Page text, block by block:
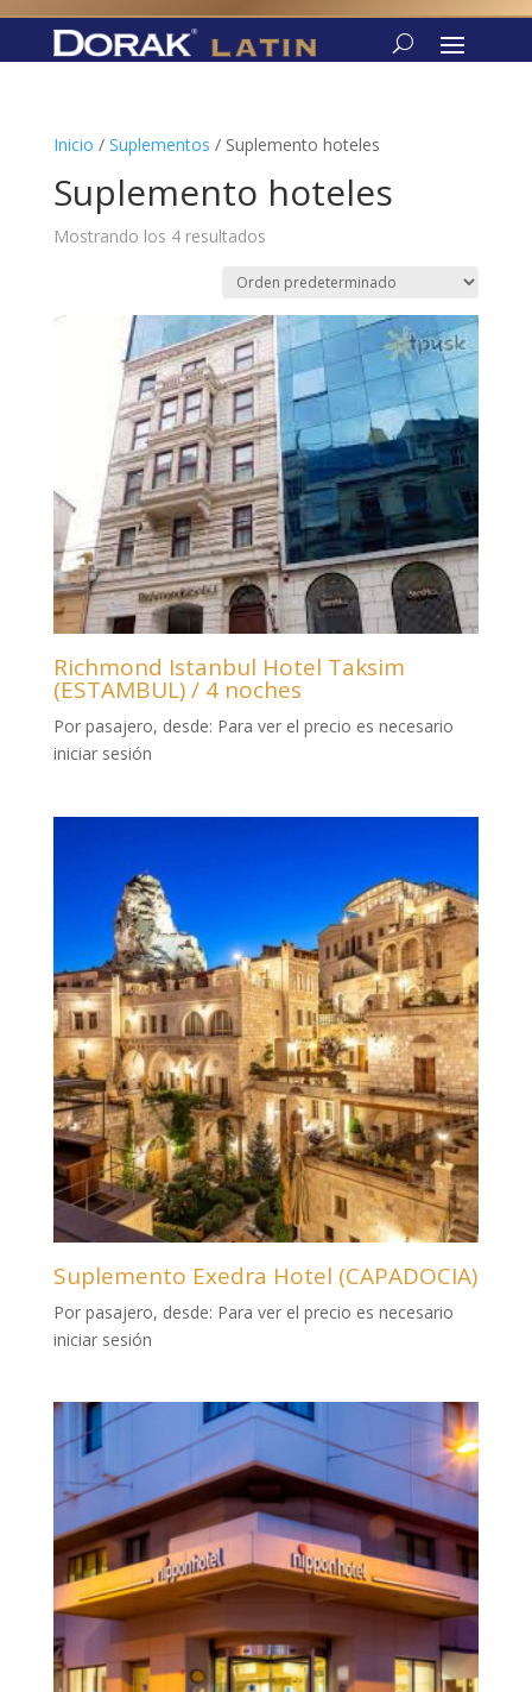
Inicio / Suplementos / Suplemento hoteles
Suplemento hoteles
Mostrando los 4 resultados
Richmond Istanbul Hotel Taksim
(ESTAMBUL) / 4 noches
Por pasajero, desde: Para ver el precio es necesario
iniciar sesión
Suplemento Exedra Hotel (CAPADOCIA)
Por pasajero, desde: Para ver el precio es necesario
iniciar sesión